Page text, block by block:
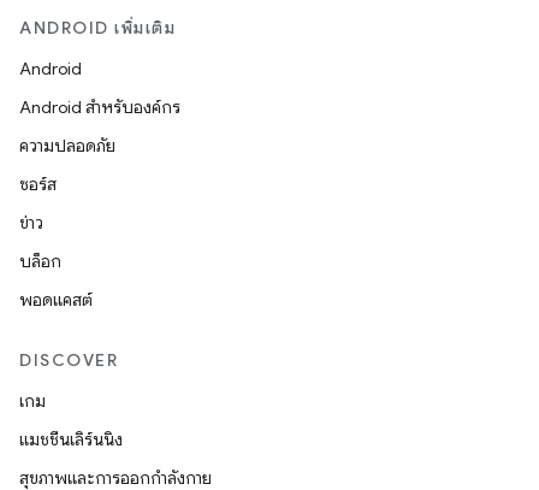
ANDROID เพิ่มเติม
Android
Android สำหรับองค์กร
ความปลอดภัย
ซอร์ส
ข่าว
บล็อก
พอดแคสต์
DISCOVER
เกม
แมชชีนเลิร์นนิง
สุขภาพและการออกกำลังกาย